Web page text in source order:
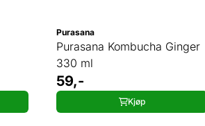
Purasana
Purasana Kombucha Ginger
330 ml
59,-
Kjøp